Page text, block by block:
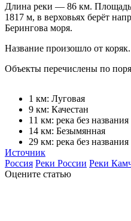
Длина реки — 86 км. Площадь
1817 м, в верховьях берёт
Берингова моря.
Название произошло от
Объекты перечислены по
1 км: Луговая
9 км: Качестан
11 км: река без названия
14 км: Безымянная
29 км: река без названия
Источник
Россия Реки России Реки
Оцените статью